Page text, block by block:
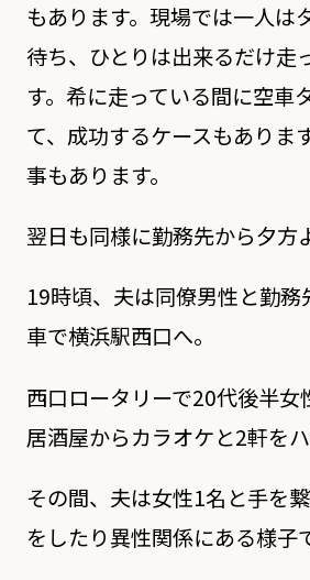
もあります。現場では一人は
待ち、ひとりは出来るだけ走
す。希に走っている間に空車
て、成功するケースもありま
事もあります。
翌日も同様に勤務先から夕方
19時頃、夫は同僚男性と勤務
車で横浜駅西口へ。
西口ロータリーで20代後半女
居酒屋からカラオケと2軒をハ
その間、夫は女性1名と手を
をしたり異性関係にある様子